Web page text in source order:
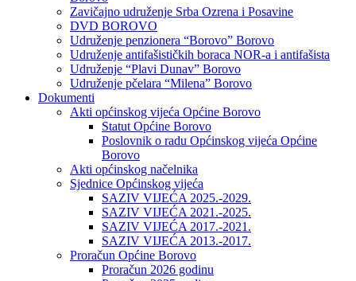
Zavičajno udruženje Srba Ozrena i Posavine
DVD BOROVO
Udruženje penzionera “Borovo” Borovo
Udruženje antifašističkih boraca NOR-a i antifašista
Udruženje “Plavi Dunav” Borovo
Udruženje pčelara “Milena” Borovo
Dokumenti
Akti općinskog vijeća Općine Borovo
Statut Općine Borovo
Poslovnik o radu Općinskog vijeća Općine
Borovo
Akti općinskog načelnika
Sjednice Općinskog vijeća
SAZIV VIJEĆA 2025.-2029.
SAZIV VIJEĆA 2021.-2025.
SAZIV VIJEĆA 2017.-2021.
SAZIV VIJEĆA 2013.-2017.
Proračun Općine Borovo
Proračun 2026 godinu